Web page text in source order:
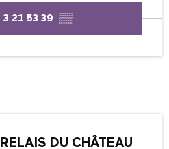
3 21 53 39 ▒▒
DU CHÂTEAU